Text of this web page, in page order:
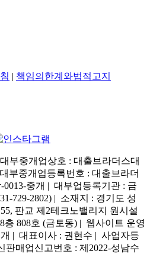
| 책임의한계와법적고지
부중개업상호 : 대출브라더스대
부중개업등록번호 : 대출브라더
0013-중개 | 대부업등록기관 : 금
729-2802) | 소재지 : 경기도 성
판교 제2테크노밸리지 원시설
층 808호 (금토동) | 웹사이트 운영
| 대표이사 : 권현수 | 사업자등
판매업신고번호 : 제2022-성남수